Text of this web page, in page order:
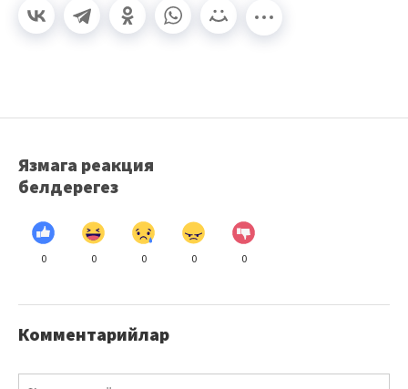
Язмага реакция
белдерегез
0 0 0 0 0
Комментарийлар